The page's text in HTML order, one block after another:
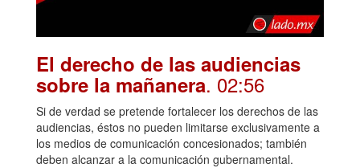
El derecho de las audiencias
sobre la mañanera. 02:56
Si de verdad se pretende fortalecer los derechos de las
audiencias, éstos no pueden limitarse exclusivamente a
los medios de comunicación concesionados; también
deben alcanzar a la comunicación gubernamental.